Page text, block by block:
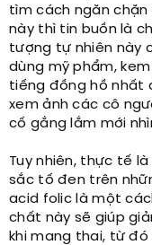
tìm cách ngăn
này thì tin buồn là
tượng tự nhiên này
dùng mỹ phẩm,
tiếng đồng hồ nhất
xem ảnh các cô
cố gắng lắm mới
Tuy nhiên, thực tế
sắc tố đen trên
acid folic là một
chất này sẽ giúp
khi mang thai, từ